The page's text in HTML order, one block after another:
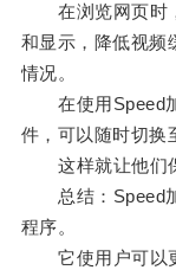
在浏览网页时，
和显示，降低视频
情况。
在使用Speed加
件，可以随时切换
这样就让他们保
总结：Speed加
程序。
它使用户可以更